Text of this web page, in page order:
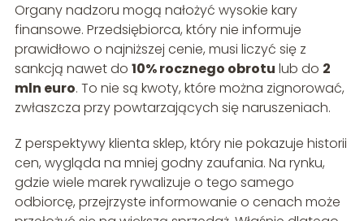
Organy nadzoru mogą nałożyć wysokie kary
finansowe. Przedsiębiorca, który nie informuje
prawidłowo o najniższej cenie, musi liczyć się z
sankcją nawet do 10% rocznego obrotu lub do 2
mln euro. To nie są kwoty, które można zignorować,
zwłaszcza przy powtarzających się naruszeniach.
Z perspektywy klienta sklep, który nie pokazuje historii
cen, wygląda na mniej godny zaufania. Na rynku,
gdzie wiele marek rywalizuje o tego samego
odbiorcę, przejrzyste informowanie o cenach może